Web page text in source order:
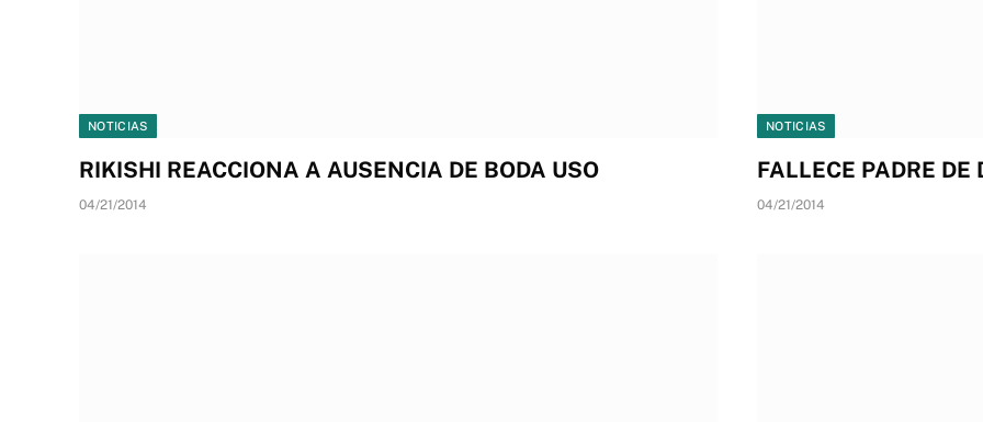
NOTICIAS
RIKISHI REACCIONA A AUSENCIA DE BODA USO
04/21/2014
NOTICIAS
FALLECE PADRE DE
04/21/2014